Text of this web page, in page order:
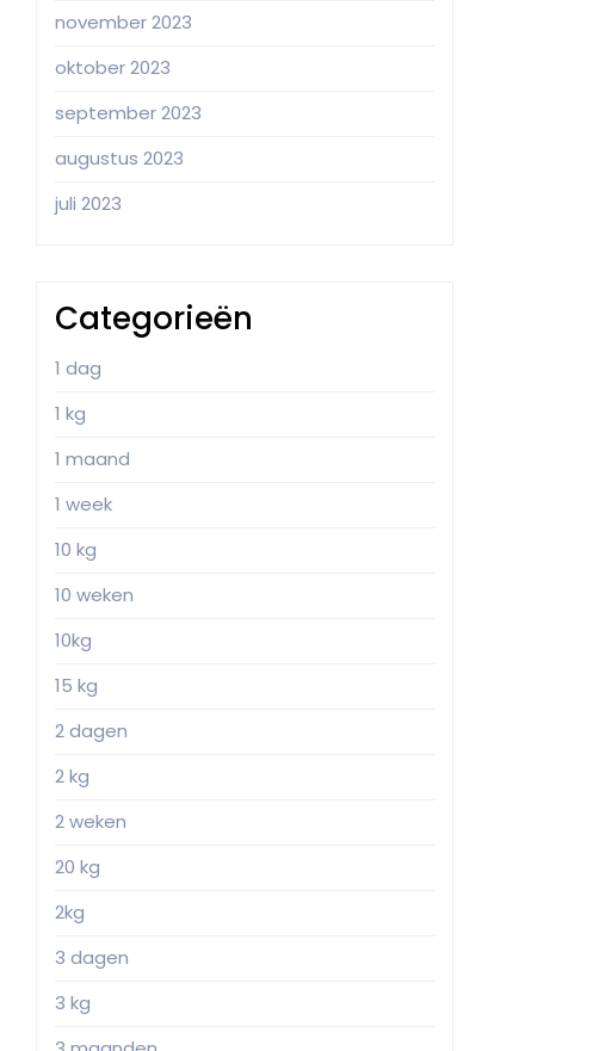
november 2023
oktober 2023
september 2023
augustus 2023
juli 2023
Categorieën
1 dag
1 kg
1 maand
1 week
10 kg
10 weken
10kg
15 kg
2 dagen
2 kg
2 weken
20 kg
2kg
3 dagen
3 kg